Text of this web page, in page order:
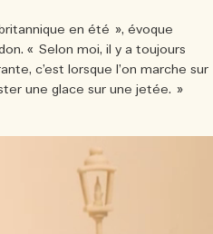
en été », évoque
« Selon moi, il y a toujours
c’est lorsque l’on marche sur
une glace sur une jetée. »